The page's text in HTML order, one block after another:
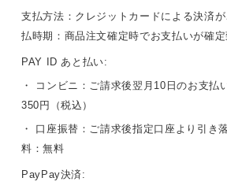
支払方法：クレジットカードによる決済
払時期：商品注文確定時でお支払いが確定
PAY ID あと払い:
・ コンビニ：ご請求後翌月10日のお支払
350円（税込）
・ 口座振替：ご請求後指定口座より引き
料：無料
PayPay決済: